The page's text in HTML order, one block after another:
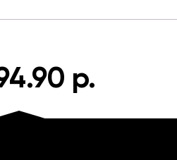
р.